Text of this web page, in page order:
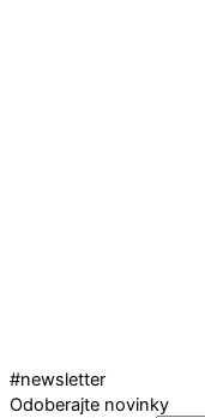
#newsletter
Odoberajte novinky